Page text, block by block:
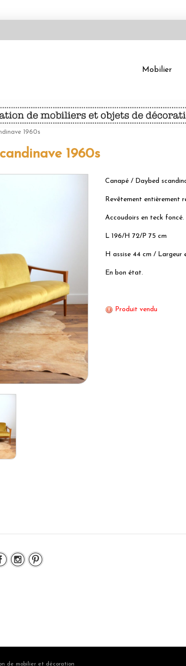
Mobilier
1960s
1960s
Canapé / Daybed
Revêtement entièrement
Accoudoirs en teck foncé.
L 196/H 72/P 75 cm
H assise 44 cm / Largeur
En bon état.
Produit vendu
de mobilier et décoration